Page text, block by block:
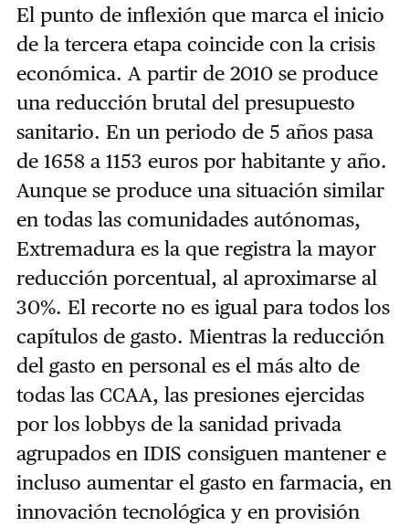
El punto de inflexión que marca el inicio
de la tercera etapa coincide con la crisis
económica. A partir de 2010 se produce
una reducción brutal del presupuesto
sanitario. En un periodo de 5 años pasa
de 1658 a 1153 euros por habitante y año.
Aunque se produce una situación similar
en todas las comunidades autónomas,
Extremadura es la que registra la mayor
reducción porcentual, al aproximarse al
30%. El recorte no es igual para todos los
capítulos de gasto. Mientras la reducción
del gasto en personal es el más alto de
todas las CCAA, las presiones ejercidas
por los lobbys de la sanidad privada
agrupados en IDIS consiguen mantener e
incluso aumentar el gasto en farmacia, en
innovación tecnológica y en provisión